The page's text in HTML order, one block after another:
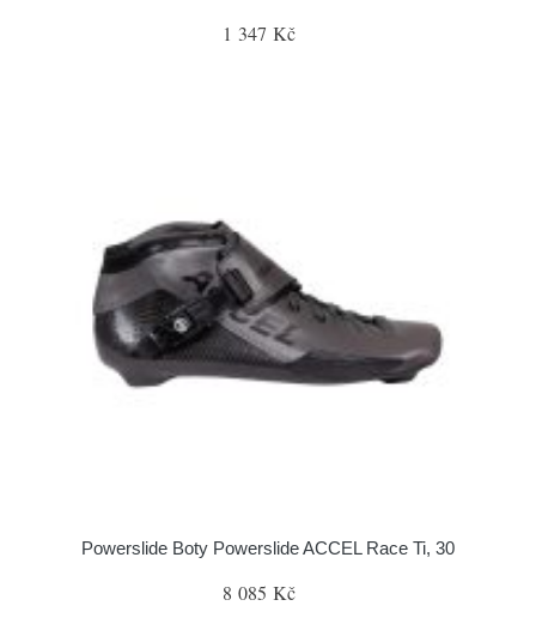
1 347 Kč
Powerslide Boty Powerslide ACCEL Race Ti, 30
8 085 Kč